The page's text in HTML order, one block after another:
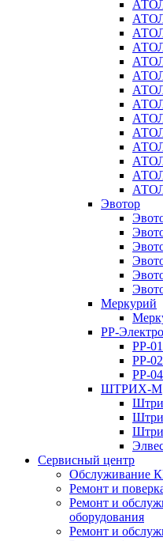
Эвотор
Меркурий
РР-Электро
РР-
РР-
РР-
ШТРИХ-М
Сервисный центр
Обслуживание
Ремонт и
Ремонт и
оборудования
Ремонт и